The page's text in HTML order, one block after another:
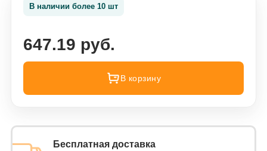
В наличии более 10 шт
647.19 руб.
В корзину
Бесплатная доставка